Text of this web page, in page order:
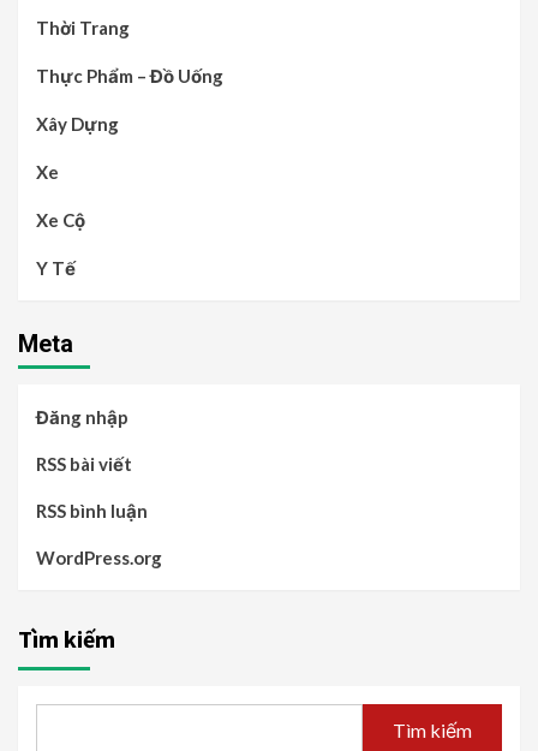
Thời Trang
Thực Phẩm – Đồ Uống
Xây Dựng
Xe
Xe Cộ
Y Tế
Meta
Đăng nhập
RSS bài viết
RSS bình luận
WordPress.org
Tìm kiếm
Tìm kiếm